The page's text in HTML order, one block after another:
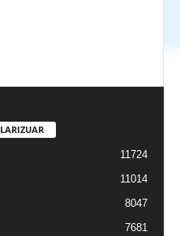
11724
11014
8047
7681